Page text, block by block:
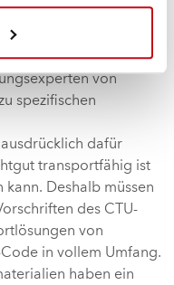
bewegen könnte. Die
relevanter
dem CTU-Code
von
spezifischen
dafür
transportfähig ist
Deshalb müssen
des CTU-
von
in vollem Umfang.
haben ein